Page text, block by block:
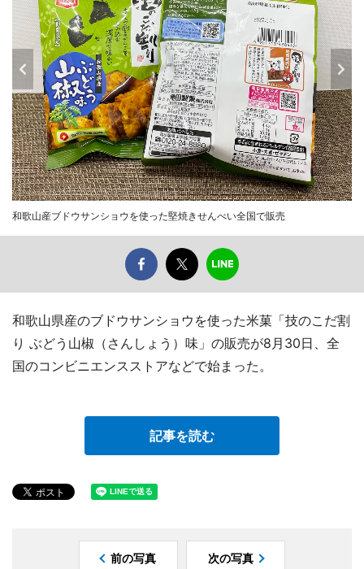
和歌山産ブドウサンショウを使った堅焼きせんべい全国で販売
和歌山県産のブドウサンショウを使った米菓「技のこだ割
り ぶどう山椒（さんしょう）味」の販売が8月30日、全
国のコンビニエンスストアなどで始まった。
記事を読む
前の写真 次の写真